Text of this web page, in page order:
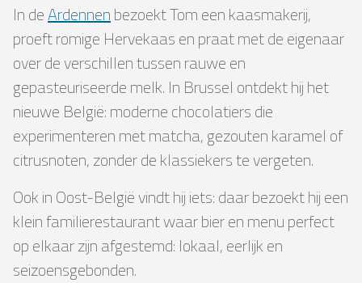
In deArdennenbezoekt Tom een ​​kaasmakerij,
proeft romige Hervekaas en praat met de eigenaar
over de verschillen tussen rauwe en
gepasteuriseerde melk. In Brussel ontdekt hij het
nieuwe België: moderne chocolatiers die
experimenteren met matcha, gezouten karamel of
citrusnoten, zonder de klassiekers te vergeten.
Ook in Oost-België vindt hij iets: daar bezoekt hij een
klein familierestaurant waar bier en menu perfect
op elkaar zijn afgestemd: lokaal, eerlijk en
seizoensgebonden.